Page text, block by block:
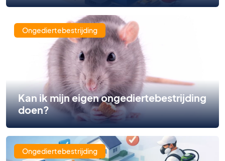
Ongediertebestrijding
Kan ik mijn eigen ongediertebestrijding
doen?
Ongediertebestrijding